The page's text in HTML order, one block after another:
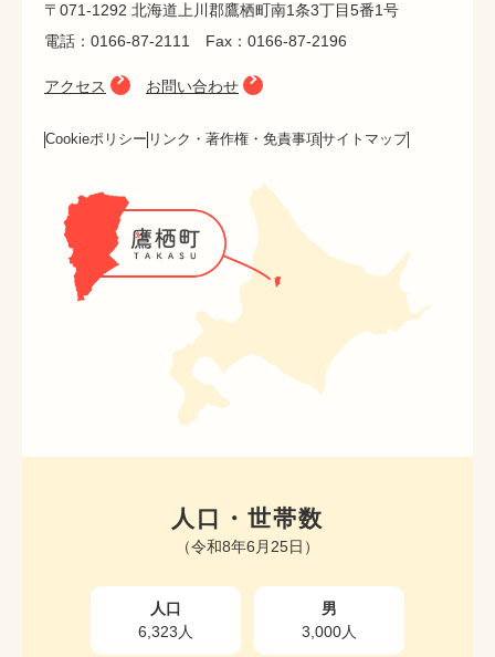
〒071-1292 北海道上川郡鷹栖町南1条3丁目5番1号
電話：0166-87-2111 Fax：0166-87-2196
アクセス お問い合わせ
Cookieポリシー リンク・著作権・免責事項サイトマップ
人口・世帯数
（令和8年6月25日）
人口
6,323人
男
3,000人